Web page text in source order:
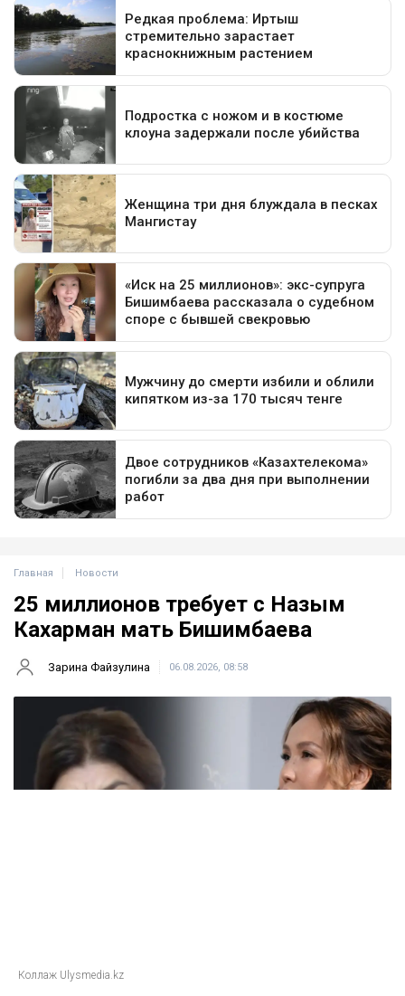
Главная Новости
25 миллионов требует с Назым
Кахарман мать Бишимбаева
Зарина Файзулина 06.08.2026, 08:58
Коллаж Ulysmedia.kz